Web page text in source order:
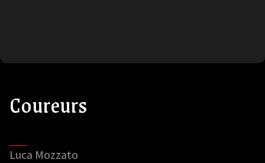
Coureurs
Luca Mozzato